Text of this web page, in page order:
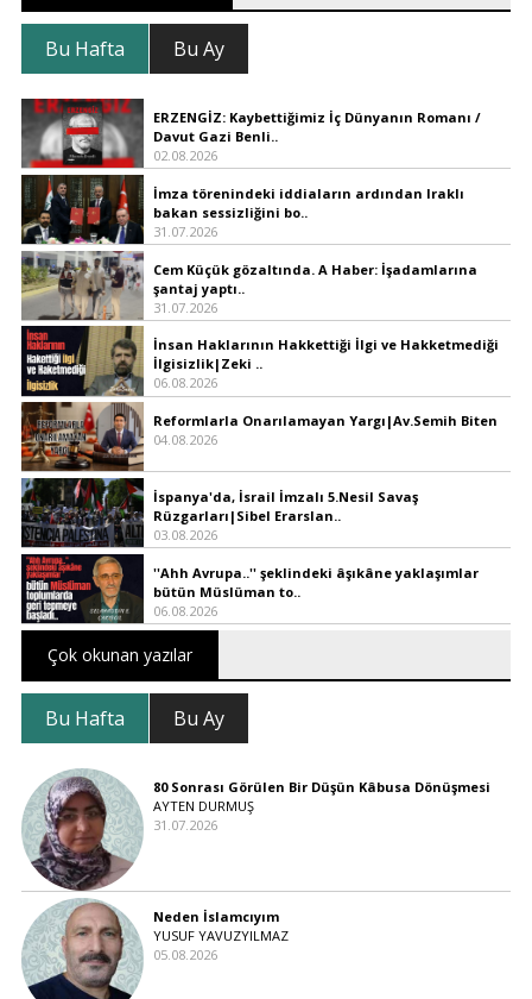
Bu Hafta Bu Ay
ERZENGİZ: Kaybettiğimiz İç Dünyanın Romanı /
Davut Gazi Benli..
02.08.2026
İmza törenindeki iddiaların ardından Iraklı
bakan sessizliğini bo..
31.07.2026
Cem Küçük gözaltında. A Haber: İşadamlarına
şantaj yaptı..
31.07.2026
İnsan Haklarının Hakkettiği İlgi ve Hakketmediği
İlgisizlik|Zeki ..
06.08.2026
Reformlarla Onarılamayan Yargı|Av.Semih Biten
04.08.2026
İspanya'da, İsrail İmzalı 5.Nesil Savaş
Rüzgarları|Sibel Erarslan..
03.08.2026
''Ahh Avrupa..'' şeklindeki âşıkâne yaklaşımlar
bütün Müslüman to..
06.08.2026
Çok okunan yazılar
Bu Hafta Bu Ay
80 Sonrası Görülen Bir Düşün Kâbusa Dönüşmesi
AYTEN DURMUŞ
31.07.2026
Neden İslamcıyım
YUSUF YAVUZYILMAZ
05.08.2026